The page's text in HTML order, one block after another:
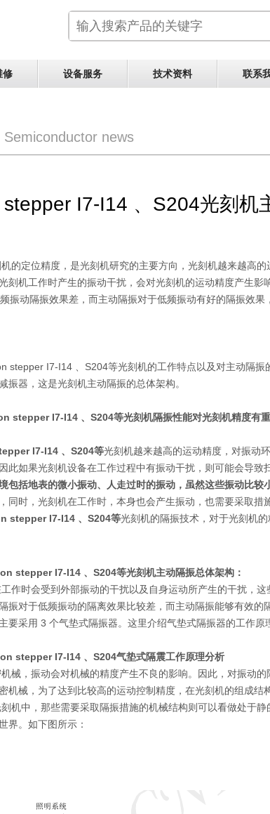
修 设备服务 技术资料 联系
Semiconductor news
stepper I7-I14 、S204光刻机
的定位精度，是光刻机研究的主要方向，光刻机越来越高
刻机工作时产生的振动干扰，会对光刻机的运动精度产生影
振动隔振效果差，而主动隔振对于低频振动有好的隔振效果
stepper I7-I14 、S204等光刻机的工作特点以及对主动隔振
振器，这是光刻机主动隔振的总体架构。
stepper I7-I14 、S204等光刻机隔振性能对光刻机精度有
I7-I14 、S204等光刻机越来越高的运动精度，对振动
此如果光刻机设备在工作过程中有振动干扰，则可能会导
包括地表的微小振动、人走过时的振动，虽然这些振动比
，同时，光刻机在工作时，本身也会产生振动，也需要采取
stepper I7-I14 、S204等光刻机的隔振技术，对于光刻机的
stepper I7-I14 、S204等光刻机主动隔振总体架构：
作时会受到外部振动的干扰以及自身运动所产生的干扰，
振对于低频振动的隔离效果比较差，而主动隔振能够有效
要采用 3 个气垫式隔振器。这里介绍气垫式隔振器的工作原
stepper I7-I14 、S204气垫式隔震工作原理分析
械，振动会对机械的精度产生不良的影响。因此，对振动的
机械，为了达到比较高的运动控制精度，在光刻机的组成结
机中，那些需要采取隔振措施的机械结构则可以看做处于
界。如下图所示：